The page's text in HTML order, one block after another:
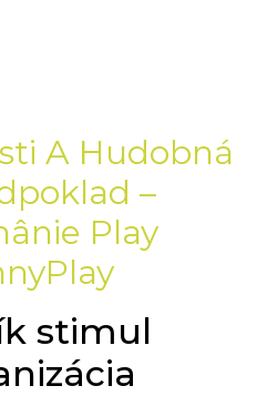
A Hudobná
–
Play
stimul